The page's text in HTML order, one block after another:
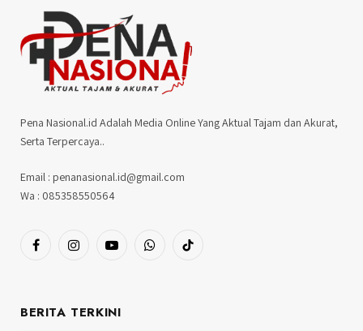
Pena Nasional.id Adalah Media Online Yang Aktual Tajam dan Akurat,
Serta Terpercaya..
Email : penanasional.id@gmail.com
Wa : 085358550564
FacebookInstagramYouTubeWhatsAppTikTok
BERITA TERKINI